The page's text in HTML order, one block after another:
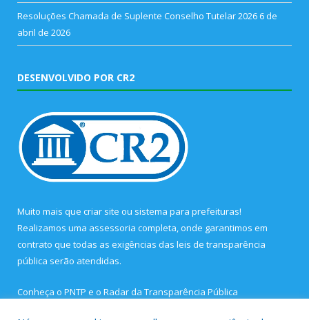
Resoluções Chamada de Suplente Conselho Tutelar 2026 6 de
abril de 2026
DESENVOLVIDO POR CR2
Muito mais que criar site ou sistema para prefeituras!
Realizamos uma assessoria completa, onde garantimos em
contrato que todas as exigências das leis de transparência
pública serão atendidas.
Conheça o PNTP e o Radar da Transparência Pública